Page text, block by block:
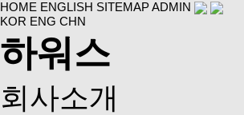
HOME ENGLISH SITEMAPADMIN
KOR ENG CHN
하워스
회사소개